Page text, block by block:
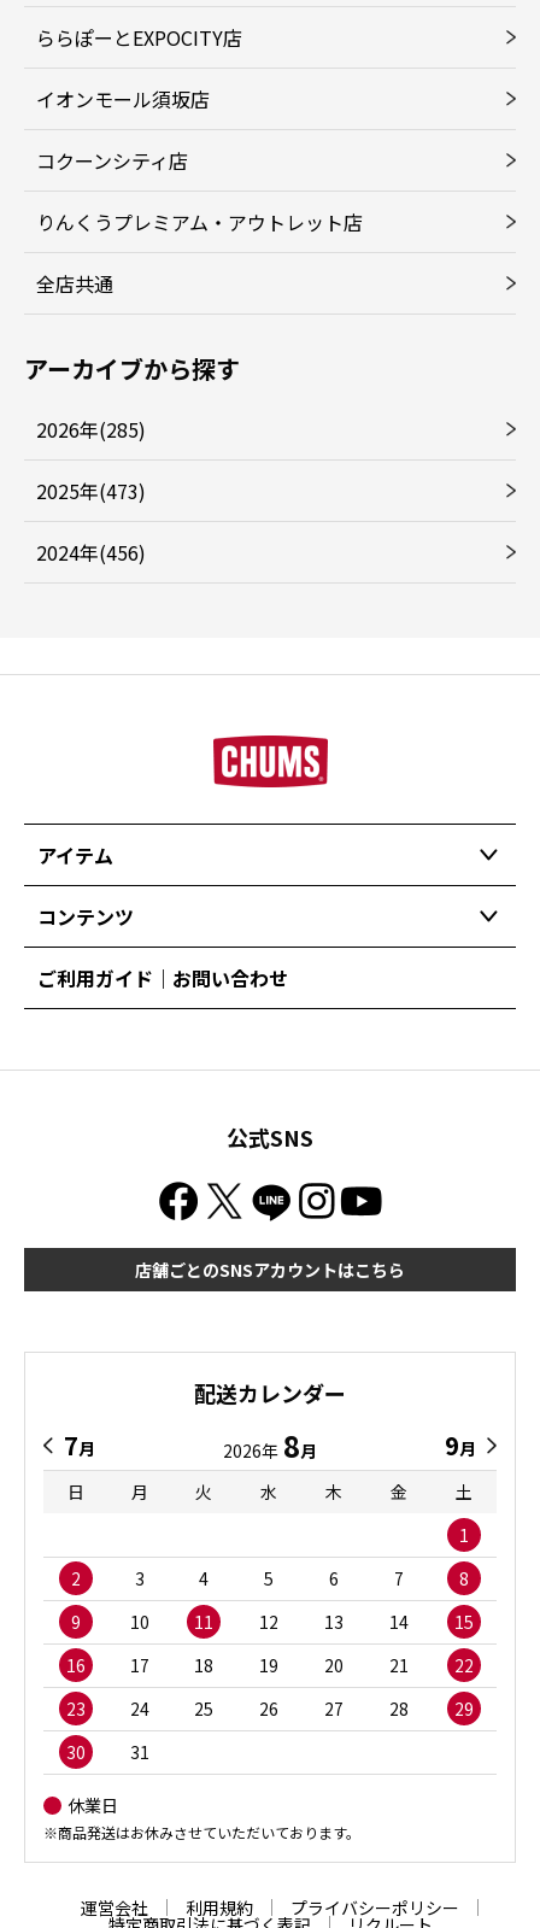
ららぽーとEXPOCITY店
イオンモール須坂店
コクーンシティ店
りんくうプレミアム・アウトレット店
全店共通
アーカイブから探す
2026年(285)
2025年(473)
2024年(456)
アイテム
コンテンツ
ご利用ガイド｜お問い合わせ
公式SNS
店舗ごとのSNSアカウントはこちら
配送カレンダー
7月 2026年 8月 9月
日
月 火 水 木 金
土
1
2
3 4 5 6 7
8
9
10 11 12 13 14
15
16
17 18 19 20 21
22
23
24 25 26 27 28
29
30
31
休業日
※商品発送はお休みさせていただいております。
運営会社 利用規約 プライバシーポリシー